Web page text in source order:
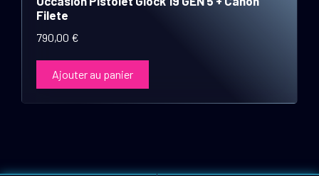
Filete
790,00 €
Ajouter au panier